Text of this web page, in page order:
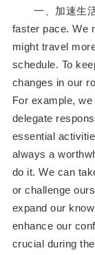
一、加速生活
faster pace. We
might travel
schedule. To
changes in our
For example,
delegate
essential
always a
do it. We can
or challenge
expand our
enhance our
crucial during